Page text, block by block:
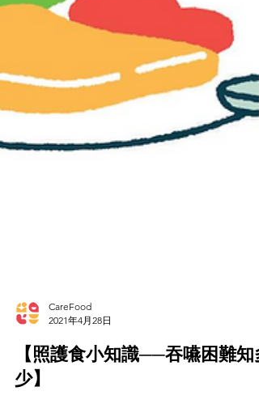
CareFood
2021年4月28日
【照護食小知識──吞嚥困難知多